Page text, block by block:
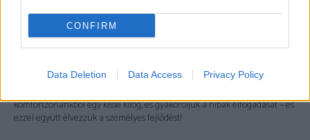
CONFIRM
Data Deletion Data Access Privacy Policy
képességeiket és kilépjenek a komfortzónájukból. A hibázás minden
sikeres ember sajátja: Thomas Edison például sokszoros kísérletezése
soránnem úgy fogalmazott, hogy kudarcot vallott, hanem
komfortzónánkból egy kissé kilóg, és gyakoroljuk a hibák elfogadását – és
ezzel együtt élvezzük a személyes fejlődést!